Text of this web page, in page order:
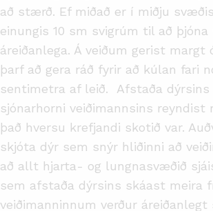
að stærð. Ef miðað er í miðju
einungis 10 sm svigrúm til að
áreiðanlega. Á veiðum gerist
þarf að gera ráð fyrir að kúlan fari
sentimetra af leið. Afstaða dýrsins
sjónarhorni veiðimannsins reyndist
það hversu krefjandi skotið var.
skjóta dýr sem snýr hliðinni að
að allt hjarta- og lungnasvæðið
sem afstaða dýrsins skáast meira
veiðimanninnum verður